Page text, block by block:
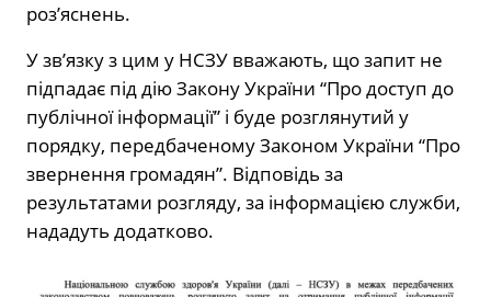
роз’яснень.
У зв’язку з цим у НСЗУ вважають, що запит не
підпадає під дію Закону України “Про доступ до
публічної інформації” і буде розглянутий у
порядку, передбаченому Законом України “Про
звернення громадян”. Відповідь за
результатами розгляду, за інформацією служби,
нададуть додатково.